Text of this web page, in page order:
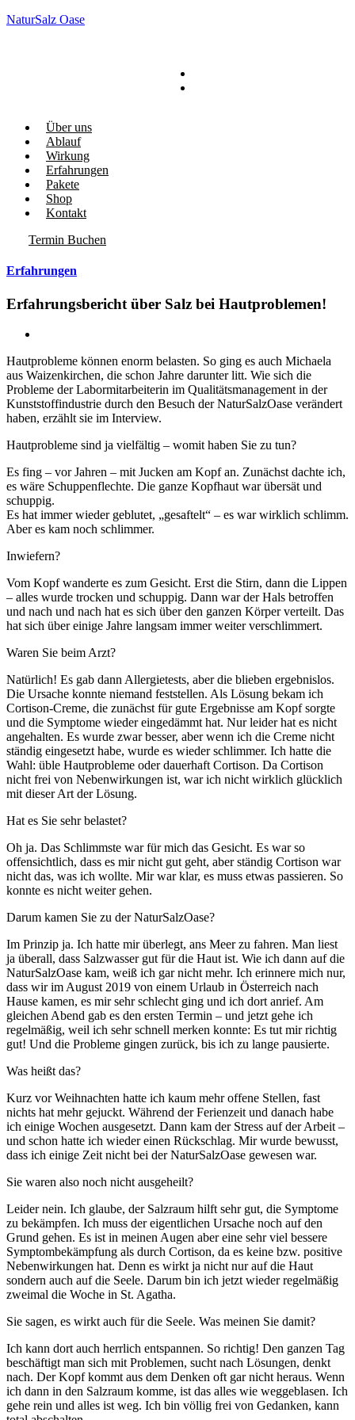
NaturSalz Oase
Über uns
Ablauf
Wirkung
Erfahrungen
Pakete
Shop
Kontakt
Termin Buchen
Erfahrungen
Erfahrungsbericht über Salz bei Hautproblemen!
Hautprobleme können enorm belasten. So ging es auch Michaela
aus Waizenkirchen, die schon Jahre darunter litt. Wie sich die
Probleme der Labormitarbeiterin im Qualitätsmanagement in der
Kunststoffindustrie durch den Besuch der NaturSalzOase verändert
haben, erzählt sie im Interview.
Hautprobleme sind ja vielfältig – womit haben Sie zu tun?
Es fing – vor Jahren – mit Jucken am Kopf an. Zunächst dachte ich,
es wäre Schuppenflechte. Die ganze Kopfhaut war übersät und
schuppig.
Es hat immer wieder geblutet, „gesaftelt“ – es war wirklich schlimm.
Aber es kam noch schlimmer.
Inwiefern?
Vom Kopf wanderte es zum Gesicht. Erst die Stirn, dann die Lippen
– alles wurde trocken und schuppig. Dann war der Hals betroffen
und nach und nach hat es sich über den ganzen Körper verteilt. Das
hat sich über einige Jahre langsam immer weiter verschlimmert.
Waren Sie beim Arzt?
Natürlich! Es gab dann Allergietests, aber die blieben ergebnislos.
Die Ursache konnte niemand feststellen. Als Lösung bekam ich
Cortison-Creme, die zunächst für gute Ergebnisse am Kopf sorgte
und die Symptome wieder eingedämmt hat. Nur leider hat es nicht
angehalten. Es wurde zwar besser, aber wenn ich die Creme nicht
ständig eingesetzt habe, wurde es wieder schlimmer. Ich hatte die
Wahl: üble Hautprobleme oder dauerhaft Cortison. Da Cortison
nicht frei von Nebenwirkungen ist, war ich nicht wirklich glücklich
mit dieser Art der Lösung.
Hat es Sie sehr belastet?
Oh ja. Das Schlimmste war für mich das Gesicht. Es war so
offensichtlich, dass es mir nicht gut geht, aber ständig Cortison war
nicht das, was ich wollte. Mir war klar, es muss etwas passieren. So
konnte es nicht weiter gehen.
Darum kamen Sie zu der NaturSalzOase?
Im Prinzip ja. Ich hatte mir überlegt, ans Meer zu fahren. Man liest
ja überall, dass Salzwasser gut für die Haut ist. Wie ich dann auf die
NaturSalzOase kam, weiß ich gar nicht mehr. Ich erinnere mich nur,
dass wir im August 2019 von einem Urlaub in Österreich nach
Hause kamen, es mir sehr schlecht ging und ich dort anrief. Am
gleichen Abend gab es den ersten Termin – und jetzt gehe ich
regelmäßig, weil ich sehr schnell merken konnte: Es tut mir richtig
gut! Und die Probleme gingen zurück, bis ich zu lange pausierte.
Was heißt das?
Kurz vor Weihnachten hatte ich kaum mehr offene Stellen, fast
nichts hat mehr gejuckt. Während der Ferienzeit und danach habe
ich einige Wochen ausgesetzt. Dann kam der Stress auf der Arbeit –
und schon hatte ich wieder einen Rückschlag. Mir wurde bewusst,
dass ich einige Zeit nicht bei der NaturSalzOase gewesen war.
Sie waren also noch nicht ausgeheilt?
Leider nein. Ich glaube, der Salzraum hilft sehr gut, die Symptome
zu bekämpfen. Ich muss der eigentlichen Ursache noch auf den
Grund gehen. Es ist in meinen Augen aber eine sehr viel bessere
Symptombekämpfung als durch Cortison, da es keine bzw. positive
Nebenwirkungen hat. Denn es wirkt ja nicht nur auf die Haut
sondern auch auf die Seele. Darum bin ich jetzt wieder regelmäßig
zweimal die Woche in St. Agatha.
Sie sagen, es wirkt auch für die Seele. Was meinen Sie damit?
Ich kann dort auch herrlich entspannen. So richtig! Den ganzen Tag
beschäftigt man sich mit Problemen, sucht nach Lösungen, denkt
nach. Der Kopf kommt aus dem Denken oft gar nicht heraus. Wenn
ich dann in den Salzraum komme, ist das alles wie weggeblasen. Ich
gehe rein und alles ist weg. Ich bin völlig frei von Gedanken, kann